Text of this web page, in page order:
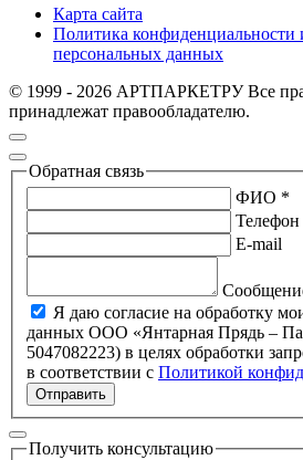
Карта сайта
Политика конфиденциальности
персональных данных
© 1999 - 2026 АРТПАРКЕТРУ Все
принадлежат правообладателю.
Обратная связь
ФИО *
E-mail
Я даю согласие на обработку
данных ООО «Янтарная Прядь –
5047082223) в целях обработки запроса и обратной связи,
в соответствии с Политикой
Отправить
Получить консультацию